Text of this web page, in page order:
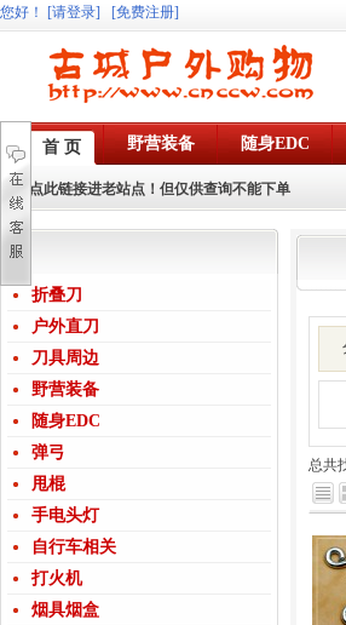
您好 ！ [请登录] [免费注册]
首 页 野营装备 随身EDC
点此链接进老站点！但仅供查询不能下单
折叠刀
户外直刀
刀具周边
野营装备
随身EDC
弹弓
甩棍
手电头灯
自行车相关
打火机
烟具烟盒
总共